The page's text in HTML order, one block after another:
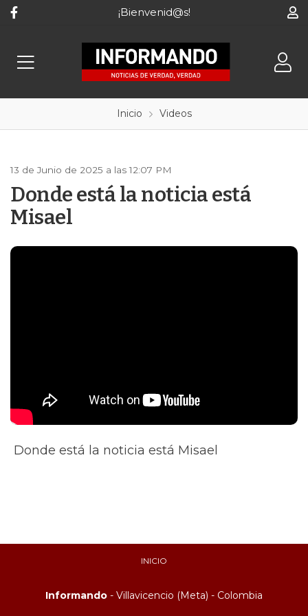
¡Bienvenid@s!
Inicio Videos
13 de Junio de 2025 a las 12:07 PM
Donde está la noticia está
Misael
Donde está la noticia está Misael
INICIO
Informando - Villavicencio (Meta) - Colombia